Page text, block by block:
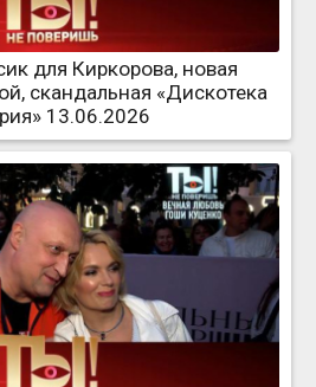
для Киркорова, новая
скандальная «Дискотека
13.06.2026